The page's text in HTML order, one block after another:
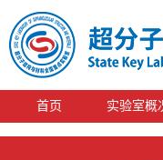
首页 实验室概